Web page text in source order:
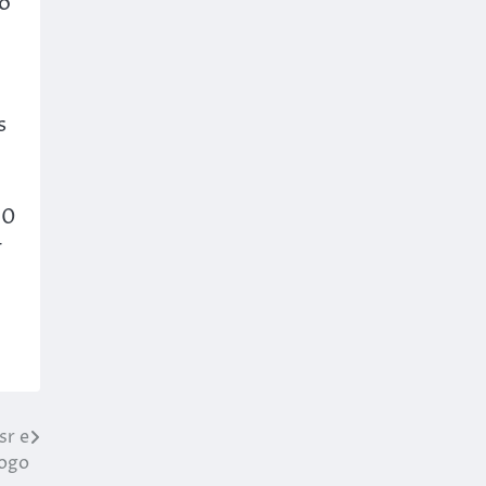
e